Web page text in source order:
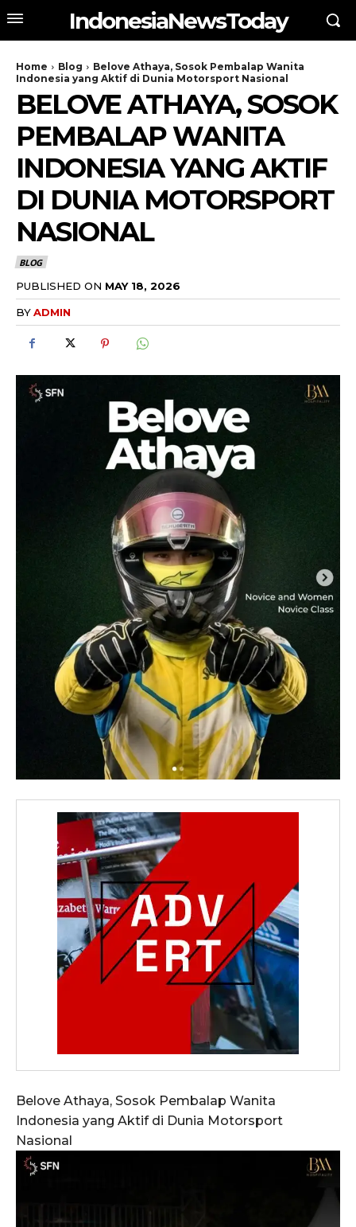
IndonesiaNewsToday
Home Blog
Belove Athaya, Sosok Pembalap Wanita
Indonesia yang Aktif di Dunia Motorsport Nasional
BELOVE ATHAYA, SOSOK
PEMBALAP WANITA
INDONESIA YANG AKTIF
DI DUNIA MOTORSPORT
NASIONAL
BLOG
PUBLISHED ON MAY 18, 2026
BYADMIN
Belove Athaya, Sosok Pembalap Wanita
Indonesia yang Aktif di Dunia Motorsport
Nasional